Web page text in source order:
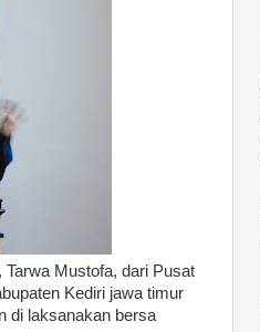
Mustofa, dari Pusat
Kediri jawa timur
di laksanakan bersa